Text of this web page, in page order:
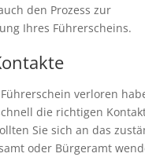
den Prozess zur
Ihres Führerscheins.
verloren
die richtigen
Sie sich an das
oder Bürgeramt